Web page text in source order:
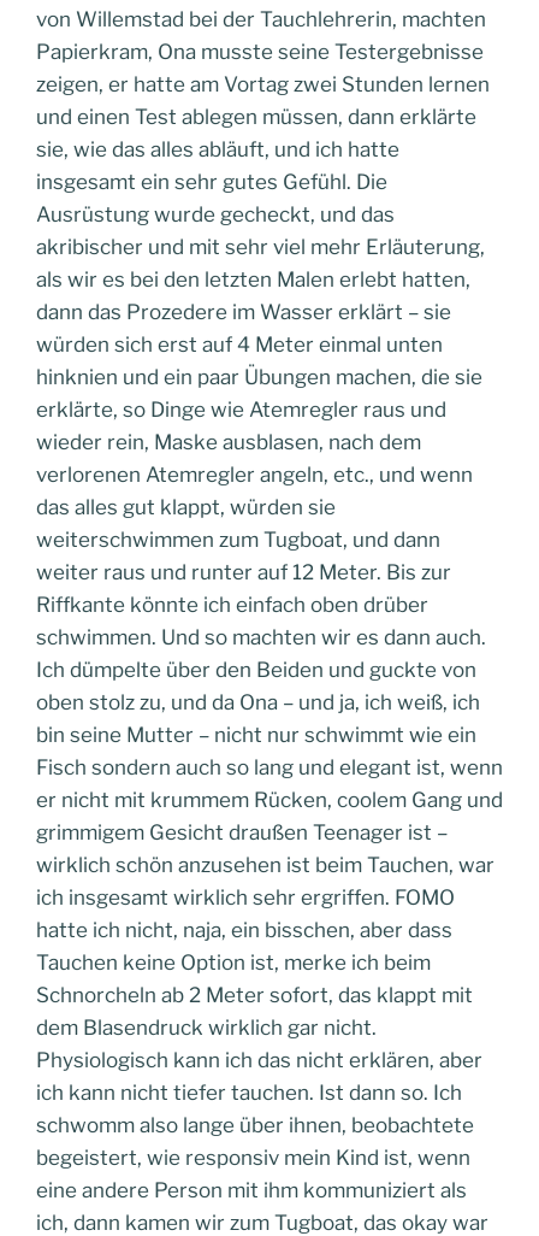
von Willemstad bei der Tauchlehrerin, machten
Papierkram, Ona musste seine Testergebnisse
zeigen, er hatte am Vortag zwei Stunden lernen
und einen Test ablegen müssen, dann erklärte
sie, wie das alles abläuft, und ich hatte
insgesamt ein sehr gutes Gefühl. Die
Ausrüstung wurde gecheckt, und das
akribischer und mit sehr viel mehr Erläuterung,
als wir es bei den letzten Malen erlebt hatten,
dann das Prozedere im Wasser erklärt – sie
würden sich erst auf 4 Meter einmal unten
hinknien und ein paar Übungen machen, die sie
erklärte, so Dinge wie Atemregler raus und
wieder rein, Maske ausblasen, nach dem
verlorenen Atemregler angeln, etc., und wenn
das alles gut klappt, würden sie
weiterschwimmen zum Tugboat, und dann
weiter raus und runter auf 12 Meter. Bis zur
Riffkante könnte ich einfach oben drüber
schwimmen. Und so machten wir es dann auch.
Ich dümpelte über den Beiden und guckte von
oben stolz zu, und da Ona – und ja, ich weiß, ich
bin seine Mutter – nicht nur schwimmt wie ein
Fisch sondern auch so lang und elegant ist, wenn
er nicht mit krummem Rücken, coolem Gang und
grimmigem Gesicht draußen Teenager ist –
wirklich schön anzusehen ist beim Tauchen, war
ich insgesamt wirklich sehr ergriffen. FOMO
hatte ich nicht, naja, ein bisschen, aber dass
Tauchen keine Option ist, merke ich beim
Schnorcheln ab 2 Meter sofort, das klappt mit
dem Blasendruck wirklich gar nicht.
Physiologisch kann ich das nicht erklären, aber
ich kann nicht tiefer tauchen. Ist dann so. Ich
schwomm also lange über ihnen, beobachtete
begeistert, wie responsiv mein Kind ist, wenn
eine andere Person mit ihm kommuniziert als
ich, dann kamen wir zum Tugboat, das okay war